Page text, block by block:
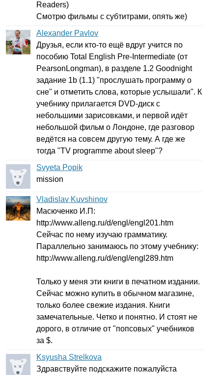
Readers)
Смотрю фильмы с субтитрами, опять же)
Alexander Pavlov
Друзья, если кто-то ещё вдруг учится по
пособию Total English Pre-Intermediate (от
PearsonLongman), в разделе 1.2 Goodnight
задание 1b (1.1) "прослушать программу о
сне" и отметить слова, которые услышали". К
учебнику прилагается DVD-диск с
небольшими зарисовками, и первой идёт
небольшой фильм о Лондоне, где разговор
ведётся на совсем другую тему. А где же
тогда "TV programme about sleep"?
Svyeta Popik
mission
Vladislav Kuvshinov
Масюченко И.П:
http://www.alleng.ru/d/engl /engl 201.htm
Сейчас по нему изучаю грамматику.
Параллельно занимаюсь по этому учебнику:
http://www.alleng.ru/d/engl /engl 289.htm
Только у меня эти книги в печатном издании.
Сейчас можно купить в обычном магазине,
только более свежие издания. Книги
замечательные. Четко и понятно. И стоят не
дорого, в отличие от "попсовых" учебников
за $.
Ksyusha Strelkova
Здравствуйте подскажите пожалуйста